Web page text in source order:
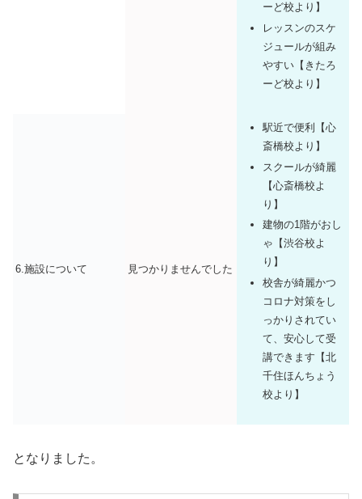
ーど校より】
レッスンのスケ
ジュールが組み
やすい【きたろ
ーど校より】
6.施設について 見つかりませんでした
駅近で便利【心
斎橋校より】
スクールが綺麗
【心斎橋校よ
り】
建物の1階がおし
ゃ【渋谷校よ
り】
校舎が綺麗かつ
コロナ対策をし
っかりされてい
て、安心して受
講できます【北
千住ほんちょう
校より】
となりました。